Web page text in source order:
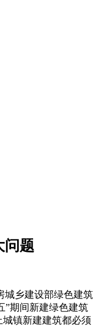
问题
城乡建设部绿色建筑
”期间新建绿色建筑
城镇新建建筑都必须